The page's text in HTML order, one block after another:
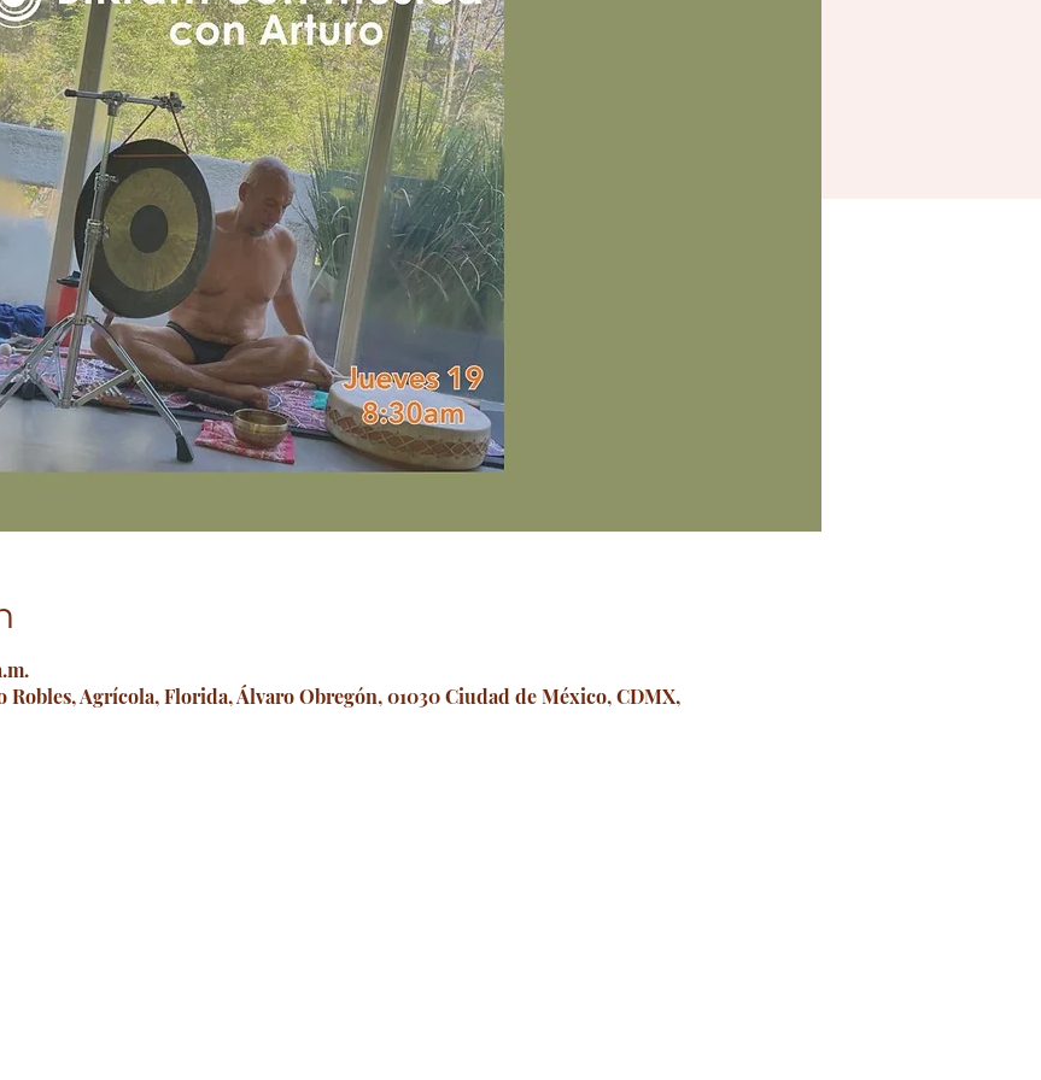
Robles, Agrícola, Florida, Álvaro Obregón, 01030 Ciudad de México, CDMX,